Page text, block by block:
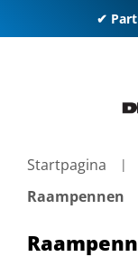
✔
Startpagina
Raampennen